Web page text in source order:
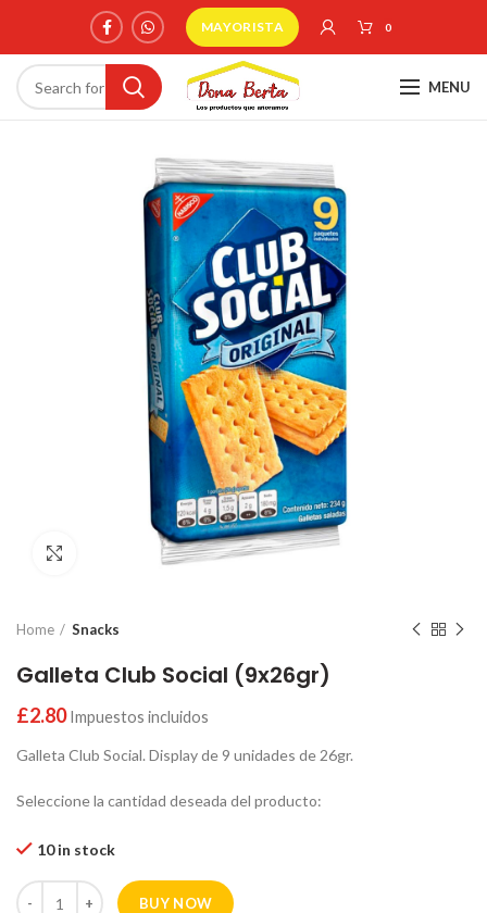
MAYORISTA 0
MENU
Click to enlarge
Home Snacks
Galleta Club Social (9x26gr)
£2.80 Impuestos incluidos
Galleta Club Social. Display de 9 unidades de 26gr.
Seleccione la cantidad deseada del producto:
10 in stock
BUY NOW